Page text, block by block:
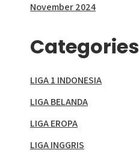
November 2024
Categories
LIGA 1 INDONESIA
LIGA BELANDA
LIGA EROPA
LIGA INGGRIS